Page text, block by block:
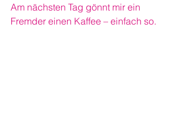
Am nächsten Tag gönnt mir ein
Fremder einen Kaffee – einfach so.